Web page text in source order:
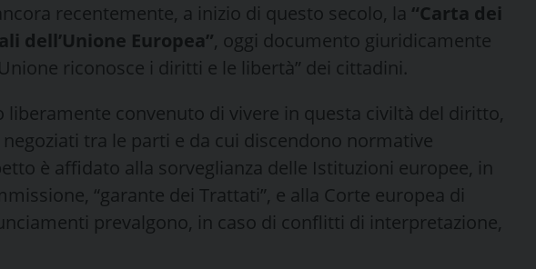
recentemente, a inizio di questo secolo, la “Carta dei
dell’Unione Europea”, oggi documento giuridicamente
riconosce i diritti e le libertà” dei cittadini.
liberamente convenuto di vivere in questa civiltà del diritto,
tra le parti e da cui discendono normative
è affidato alla sorveglianza delle Istituzioni europee, in
“garante dei Trattati”, e alla Corte europea di
prevalgono, in caso di conflitti di interpretazione,